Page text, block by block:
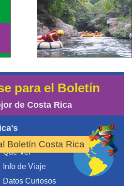
para el Boletín
de Costa Rica
Qué Ver
Info de Viaje
Datos Curiosos
Boletín Costa Rica